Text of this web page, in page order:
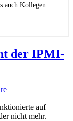
auch Kollegen.
der IPMI-
auf
nicht mehr.